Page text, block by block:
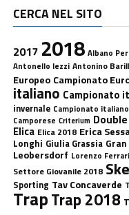
CERCA NEL SITO
2017 2018 Albano
Antonello Iezzi Antonino
Europeo Campionato
italiano Campionato
invernale Campionato
Camporese Criterium
Elica Elica 2018 Erica
Longhi Giulia Grassia
Leobersdorf Lorenzo Ferrari
Settore Giovanile 2018
Sporting Tav Concaverde
TrapTrap 2018